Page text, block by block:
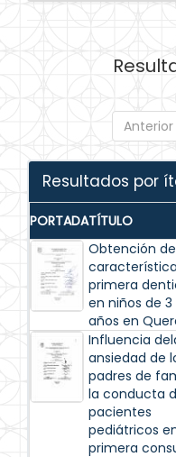
Anterior
Resultados por
PORTADATÍTULO
Obtención
primera
en niños de 3
años en
Influencia
ansiedad de
padres de
la conducta
pacientes
pediátricos
primera